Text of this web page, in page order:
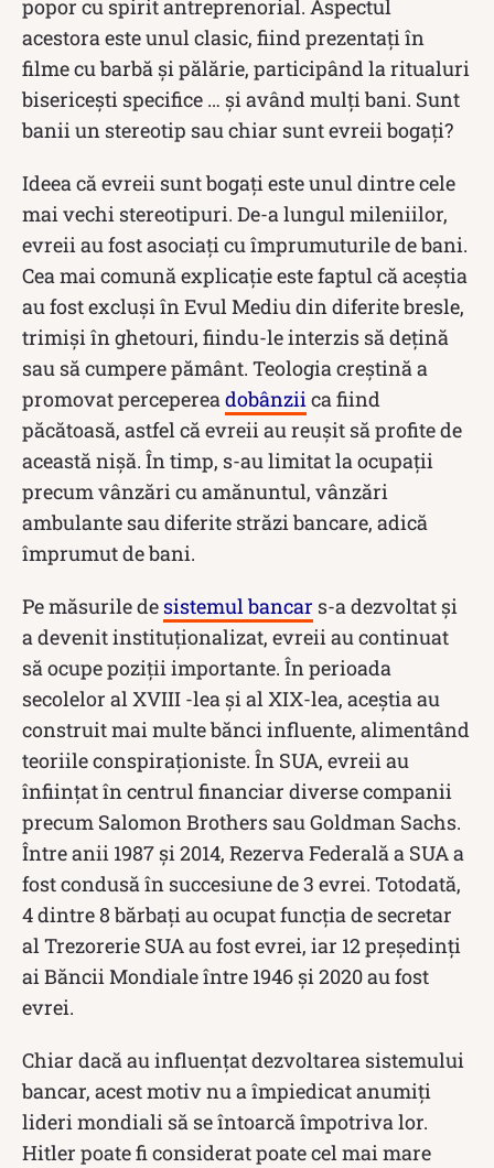
popor cu spirit antreprenorial. Aspectul
acestora este unul clasic, fiind prezentați în
filme cu barbă și pălărie, participând la ritualuri
bisericești specifice … și având mulți bani. Sunt
banii un stereotip sau chiar sunt evreii bogați?
Ideea că evreii sunt bogați este unul dintre cele
mai vechi stereotipuri. De-a lungul mileniilor,
evreii au fost asociați cu împrumuturile de bani.
Cea mai comună explicație este faptul că aceștia
au fost excluși în Evul Mediu din diferite bresle,
trimiși în ghetouri, fiindu-le interzis să dețină
sau să cumpere pământ. Teologia creștină a
promovat percepereadobânziica fiind
păcătoasă, astfel că evreii au reușit să profite de
această nișă. În timp, s-au limitat la ocupații
precum vânzări cu amănuntul, vânzări
ambulante sau diferite străzi bancare, adică
împrumut de bani.
Pe măsurile de sistemul bancar s-a dezvoltat și
a devenit instituționalizat, evreii au continuat
să ocupe poziții importante. În perioada
secolelor al XVIII -lea și al XIX-lea, aceștia au
construit mai multe bănci influente, alimentând
teoriile conspiraționiste. În SUA, evreii au
înființat în centrul financiar diverse companii
precum Salomon Brothers sau Goldman Sachs.
Între anii 1987 și 2014, Rezerva Federală a SUA a
fost condusă în succesiune de 3 evrei. Totodată,
4 dintre 8 bărbați au ocupat funcția de secretar
al Trezorerie SUA au fost evrei, iar 12 președinți
ai Băncii Mondiale între 1946 și 2020 au fost
evrei.
Chiar dacă au influențat dezvoltarea sistemului
bancar, acest motiv nu a împiedicat anumiți
lideri mondiali să se întoarcă împotriva lor.
Hitler poate fi considerat poate cel mai mare